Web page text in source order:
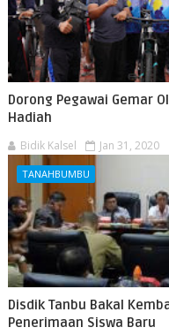
Dorong Pegawai Gemar
Hadiah
Bidik Kalsel Jan 31, 2020
TANAHBUMBU
Disdik Tanbu Bakal
Penerimaan Siswa Baru